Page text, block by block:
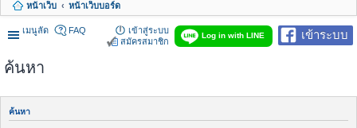
l
e
n
a
a
i
หน้าเว็บ หน้าเว็บบอร์ด
เมนูลัด เข้าระบบ
Log in with LINE
FAQ
เข้าสู่ระบบ
สมัครสมาชิก
ค้นหา
ค้นหา